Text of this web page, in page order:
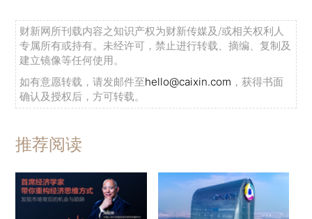
财新网所刊载内容之知识产权为财新传媒及/或相关权利人
专属所有或持有。未经许可，禁止进行转载、摘编、复制及
建立镜像等任何使用。
如有意愿转载，请发邮件至hello@caixin.com ，获得书面
确认及授权后，方可转载。
推荐阅读